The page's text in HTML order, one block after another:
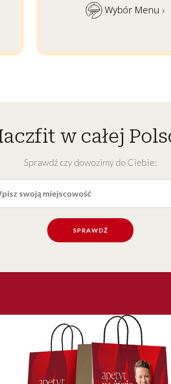
Wybór Menu ›
w całej
Sprawdź czy dowozimy do Ciebie:
SPRAWDŹ